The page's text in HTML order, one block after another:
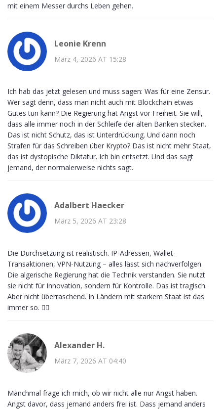
mit einem Messer durchs Leben gehen.
Leonie Krenn
März 4, 2026 AT 15:28
Ich hab das jetzt gelesen und muss sagen: Was für eine Zensur.
Wer sagt denn, dass man nicht auch mit Blockchain etwas
Gutes tun kann? Die Regierung hat Angst vor Freiheit. Sie will,
dass alle immer noch in der Schleife der alten Banken stecken.
Das ist nicht Schutz, das ist Unterdrückung. Und dann noch
Strafen für das Schreiben über Krypto? Das ist nicht mehr Staat,
das ist dystopische Diktatur. Ich bin entsetzt. Und das sagt
jemand, der normalerweise nichts sagt.
Adalbert Haecker
März 5, 2026 AT 23:28
Die Durchsetzung ist realistisch. IP-Adressen, Wallet-
Transaktionen, VPN-Nutzung – alles lässt sich nachverfolgen.
Die algerische Regierung hat die Technik verstanden. Sie nutzt
sie nicht für Innovation, sondern für Kontrolle. Das ist tragisch.
Aber nicht überraschend. In Ländern mit starkem Staat ist das
immer so. 🤷‍♂️
Alexander H.
März 7, 2026 AT 04:40
Manchmal frage ich mich, ob wir nicht alle nur Angst haben.
Angst davor, dass jemand anders frei ist. Dass jemand anders